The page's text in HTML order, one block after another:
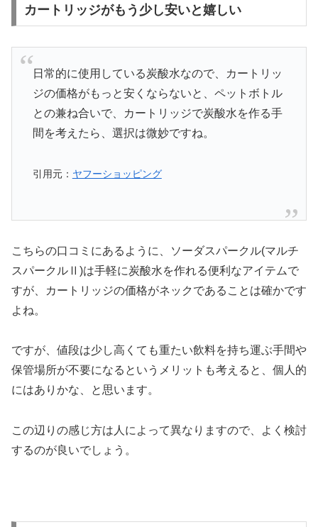
カートリッジがもう少し安いと嬉しい
日常的に使用している炭酸水なので、カートリッ
ジの価格がもっと安くならないと、ペットボトル
との兼ね合いで、カートリッジで炭酸水を作る手
間を考えたら、選択は微妙ですね。
引用元： ヤフーショッピング
こちらの口コミにあるように、ソーダスパークル(マルチ
スパークルⅡ)は手軽に炭酸水を作れる便利なアイテムで
すが、カートリッジの価格がネックであることは確かです
よね。
ですが、値段は少し高くても重たい飲料を持ち運ぶ手間や
保管場所が不要になるというメリットも考えると、個人的
にはありかな、と思います。
この辺りの感じ方は人によって異なりますので、よく検討
するのが良いでしょう。